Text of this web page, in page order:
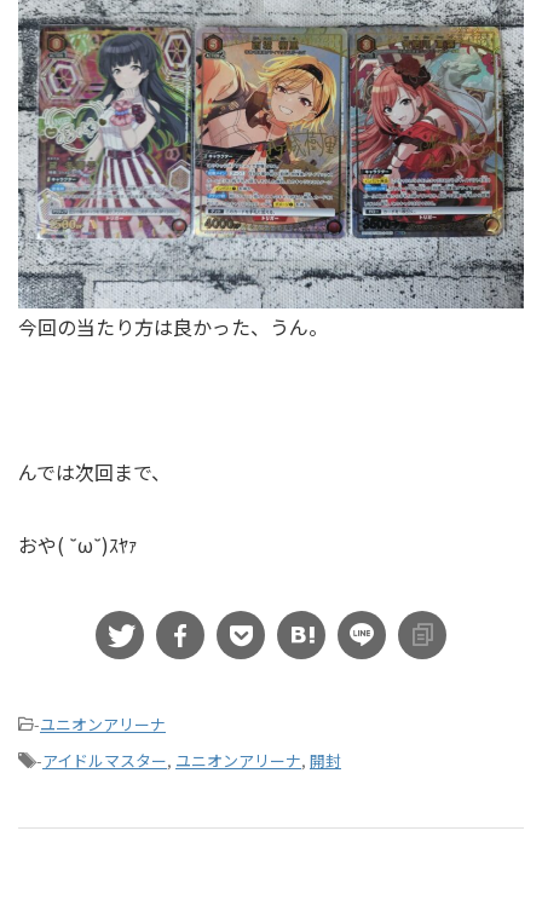
今回の当たり方は良かった、うん。
んでは次回まで、
おや( ˘ω˘)ｽﾔｧ
-ユニオンアリーナ
-アイドルマスター, ユニオンアリーナ, 開封